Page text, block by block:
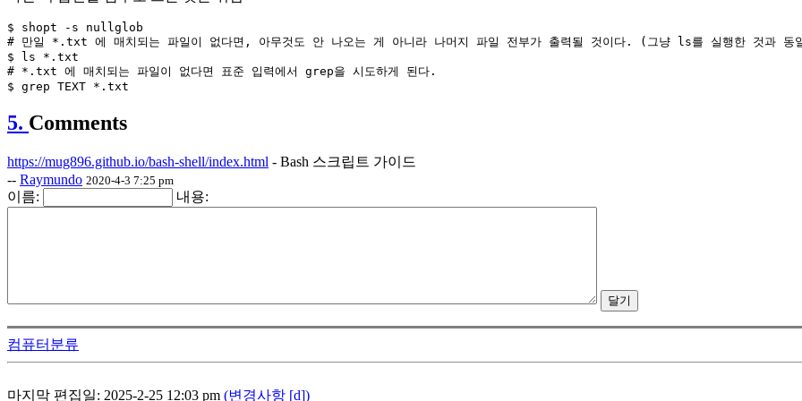
$ shopt -s nullglob
# 만일 *.txt 에 매치되는 파일이 없다면, 아무것도 안 나오는 게 아니라 나머지 파일 전부가 출력될 것이다. (그냥 ls를 실행한 것과 동
$ ls *.txt
# *.txt 에 매치되는 파일이 없다면 표준 입력에서 grep을 시도하게 된다.
5. Comments
https://mug896.github.io/bash-shell/index.html - Bash 스크립트 가이드
-- Raymundo 2020-4-3 7:25 pm
이름: 내용:
컴퓨터분류
마지막 편집일: 2025-2-25 12:03 pm (변경사항 [d])